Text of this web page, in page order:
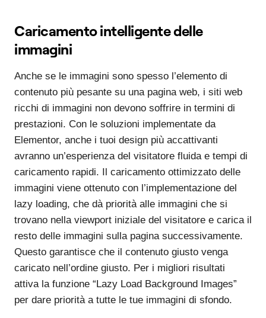
Caricamento intelligente delle
immagini
Anche se le immagini sono spesso l’elemento di
contenuto più pesante su una pagina web, i siti web
ricchi di immagini non devono soffrire in termini di
prestazioni. Con le soluzioni implementate da
Elementor, anche i tuoi design più accattivanti
avranno un’esperienza del visitatore fluida e tempi di
caricamento rapidi. Il caricamento ottimizzato delle
immagini viene ottenuto con l’implementazione del
lazy loading, che dà priorità alle immagini che si
trovano nella viewport iniziale del visitatore e carica il
resto delle immagini sulla pagina successivamente.
Questo garantisce che il contenuto giusto venga
caricato nell’ordine giusto. Per i migliori risultati
attiva la funzione “Lazy Load Background Images”
per dare priorità a tutte le tue immagini di sfondo.